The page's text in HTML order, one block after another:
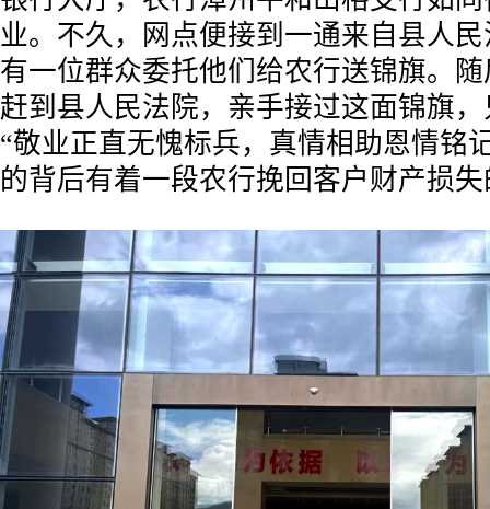
业。不久，网点便接到一通来自县人
有一位群众委托他们给农行送锦旗。
赶到县人民法院，亲手接过这面锦旗
“敬业正直无愧标兵，真情相助恩情铭
的背后有着一段农行挽回客户财产损